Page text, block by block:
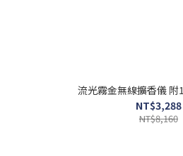
流光霧金無線擴香儀 附
NT$3,288
NT$8,160